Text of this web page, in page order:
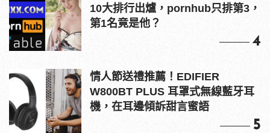
10大排行出爐，pornhub只排第3，
第1名竟是他？
4
情人節送禮推薦！EDIFIER
W800BT PLUS 耳罩式無線藍牙耳
機，在耳邊傾訴甜言蜜語
5